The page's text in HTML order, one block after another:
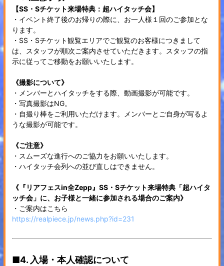
【SS・Sチケット来場特典：超ハイタッチ会】
・イベント終了後のお帰りの際に、お一人様１回のご参加とな
ります。
・SS・Sチケット観覧エリアでご観覧のお客様につきまして
は、スタッフが順次ご案内させていただきます。スタッフの指
示に従ってご移動をお願いいたします。
《撮影について》
・メンバーとハイタッチをする際、動画撮影が可能です。
・写真撮影はNG。
・自撮り棒をご利用いただけます。メンバーとご自身が写るよ
うな撮影が可能です。
《ご注意》
・スムーズな進行へのご協力をお願いいたします。
・ハイタッチ会列への並び直しはできません。
《『リアフェスin全Zepp』SS・Sチケット来場特典「超ハイタ
ッチ会」に、お子様と一緒に参加される場合のご案内》
・ご案内はこちら
https://realpiece.jp/news.php?id=231
■4. 入場・本人確認について